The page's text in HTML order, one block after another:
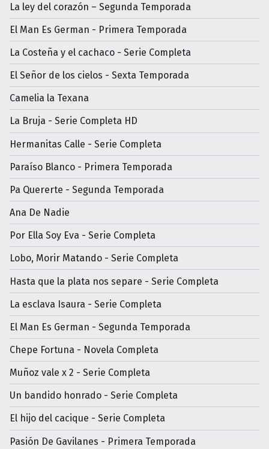
La ley del corazón – Segunda Temporada
El Man Es German - Primera Temporada
La Costeña y el cachaco - Serie Completa
El Señor de los cielos - Sexta Temporada
Camelia la Texana
La Bruja - Serie Completa HD
Hermanitas Calle - Serie Completa
Paraíso Blanco - Primera Temporada
Pa Quererte - Segunda Temporada
Ana De Nadie
Por Ella Soy Eva - Serie Completa
Lobo, Morir Matando - Serie Completa
Hasta que la plata nos separe - Serie Completa
La esclava Isaura - Serie Completa
El Man Es German - Segunda Temporada
Chepe Fortuna - Novela Completa
Muñoz vale x 2 - Serie Completa
Un bandido honrado - Serie Completa
El hijo del cacique - Serie Completa
Pasión De Gavilanes - Primera Temporada